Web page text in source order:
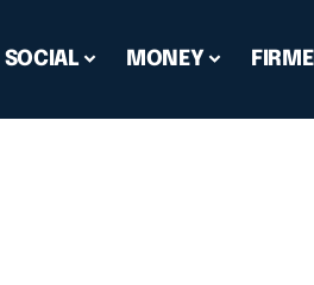
SOCIAL MONEY